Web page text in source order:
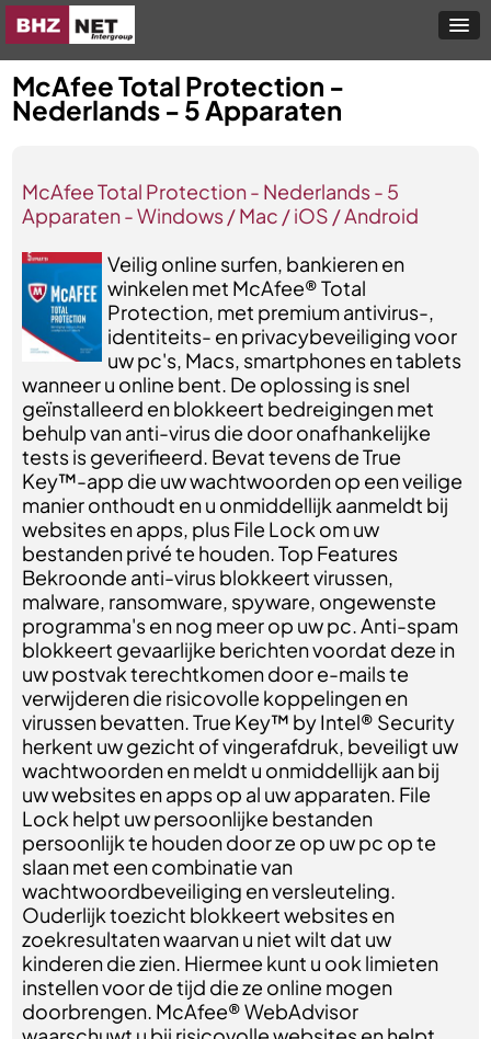
McAfee Total Protection -
Nederlands - 5 Apparaten
McAfee Total Protection - Nederlands - 5
Apparaten - Windows / Mac / iOS / Android
Veilig online surfen, bankieren en
winkelen met McAfee® Total
Protection, met premium antivirus-,
identiteits- en privacybeveiliging voor
uw pc's, Macs, smartphones en tablets
wanneer u online bent. De oplossing is snel
geïnstalleerd en blokkeert bedreigingen met
behulp van anti-virus die door onafhankelijke
tests is geverifieerd. Bevat tevens de True
Key™-app die uw wachtwoorden op een veilige
manier onthoudt en u onmiddellijk aanmeldt bij
websites en apps, plus File Lock om uw
bestanden privé te houden. Top Features
Bekroonde anti-virus blokkeert virussen,
malware, ransomware, spyware, ongewenste
programma's en nog meer op uw pc. Anti-spam
blokkeert gevaarlijke berichten voordat deze in
uw postvak terechtkomen door e-mails te
verwijderen die risicovolle koppelingen en
virussen bevatten. True Key™ by Intel® Security
herkent uw gezicht of vingerafdruk, beveiligt uw
wachtwoorden en meldt u onmiddellijk aan bij
uw websites en apps op al uw apparaten. File
Lock helpt uw persoonlijke bestanden
persoonlijk te houden door ze op uw pc op te
slaan met een combinatie van
wachtwoordbeveiliging en versleuteling.
Ouderlijk toezicht blokkeert websites en
zoekresultaten waarvan u niet wilt dat uw
kinderen die zien. Hiermee kunt u ook limieten
instellen voor de tijd die ze online mogen
doorbrengen. McAfee® WebAdvisor